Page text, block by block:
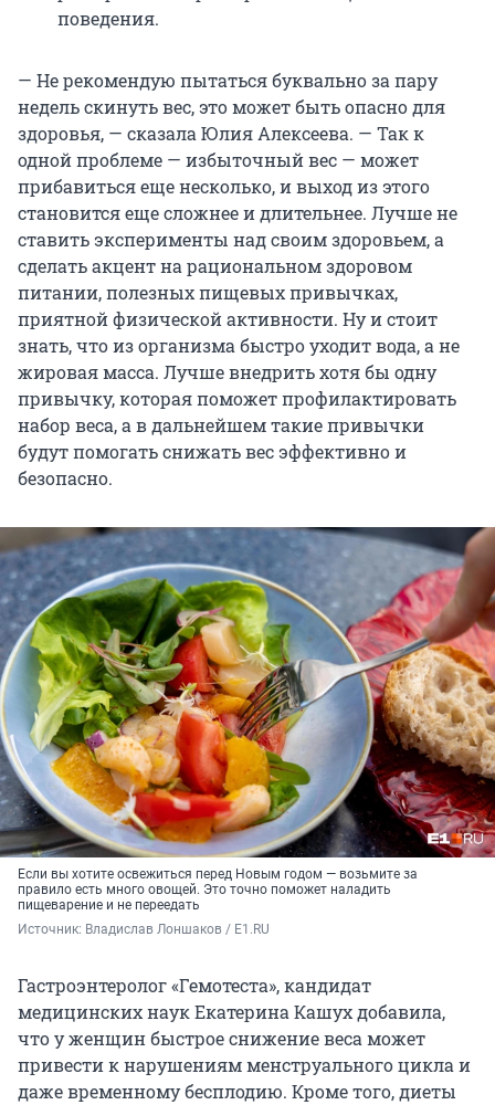
поведения.
— Не рекомендую пытаться буквально за пару
недель скинуть вес, это может быть опасно для
здоровья, — сказала Юлия Алексеева. — Так к
одной проблеме — избыточный вес — может
прибавиться еще несколько, и выход из этого
становится еще сложнее и длительнее. Лучше не
ставить эксперименты над своим здоровьем, а
сделать акцент на рациональном здоровом
питании, полезных пищевых привычках,
приятной физической активности. Ну и стоит
знать, что из организма быстро уходит вода, а не
жировая масса. Лучше внедрить хотя бы одну
привычку, которая поможет профилактировать
набор веса, а в дальнейшем такие привычки
будут помогать снижать вес эффективно и
безопасно.
Если вы хотите освежиться перед Новым годом — возьмите за
правило есть много овощей. Это точно поможет наладить
пищеварение и не переедать
Источник: Владислав Лоншаков / E1.RU
Гастроэнтеролог «Гемотеста», кандидат
медицинских наук Екатерина Кашух добавила,
что у женщин быстрое снижение веса может
привести к нарушениям менструального цикла и
даже временному бесплодию. Кроме того, диеты